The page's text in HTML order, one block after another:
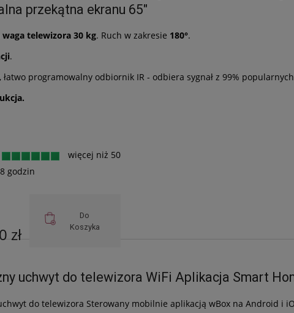
przekątna ekranu 65"
waga telewizora 30 kg. Ruch w zakresie 180°.
.
łatwo programowalny odbiornik IR - odbiera sygnał z 99%
więcej niż 50
godzin
zł
Do
Koszyka
uchwyt do telewizora WiFi Aplikacja Smart
do telewizora Sterowany mobilnie aplikacją wBox na Android i